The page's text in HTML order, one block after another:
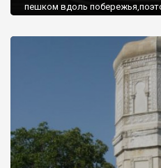
пешком вдоль